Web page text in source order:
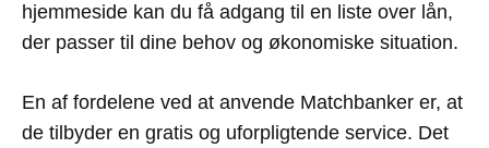
hjemmeside kan du få adgang til en liste over lån,
der passer til dine behov og økonomiske situation.
En af fordelene ved at anvende Matchbanker er, at
de tilbyder en gratis og uforpligtende service. Det